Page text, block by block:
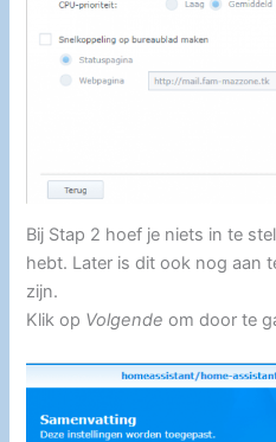
Bij Stap 2 hoef je niets in te
hebt. Later is dit ook nog aan
zijn.
Klik op Volgende om door te